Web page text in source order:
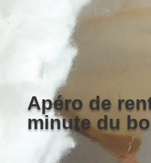
Apéro de
minute du